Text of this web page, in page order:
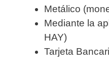
Metálico
Mediante la
HAY)
Tarjeta